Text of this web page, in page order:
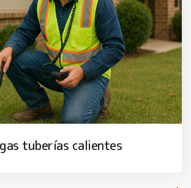
tuberías calientes